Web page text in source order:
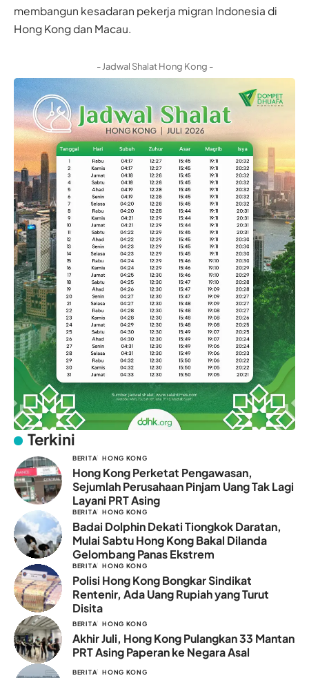
membangun kesadaran pekerja migran Indonesia di
Hong Kong dan Macau.
- Jadwal Shalat Hong Kong -
Terkini
BERITA HONG KONG
Hong Kong Perketat Pengawasan,
Sejumlah Perusahaan Pinjam Uang Tak Lagi
Layani PRT Asing
BERITA HONG KONG
Badai Dolphin Dekati Tiongkok Daratan,
Mulai Sabtu Hong Kong Bakal Dilanda
Gelombang Panas Ekstrem
BERITA HONG KONG
Polisi Hong Kong Bongkar Sindikat
Rentenir, Ada Uang Rupiah yang Turut
Disita
BERITA HONG KONG
Akhir Juli, Hong Kong Pulangkan 33 Mantan
PRT Asing Paperan ke Negara Asal
BERITA HONG KONG